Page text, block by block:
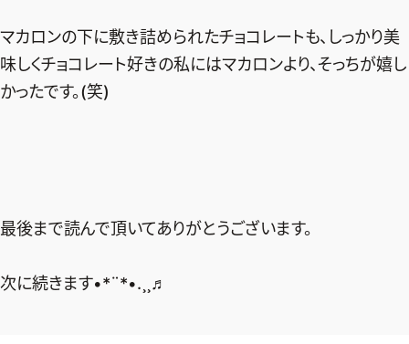
マカロンの下に敷き詰められたチョコレートも、しっかり美
味しくチョコレート好きの私にはマカロンより、そっちが嬉し
かったです。(笑)
最後まで読んで頂いてありがとうございます。
次に続きます•*¨*•.¸¸♬